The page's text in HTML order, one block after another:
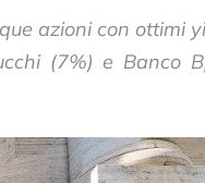
azioni con ottimi
(7%) e Banco